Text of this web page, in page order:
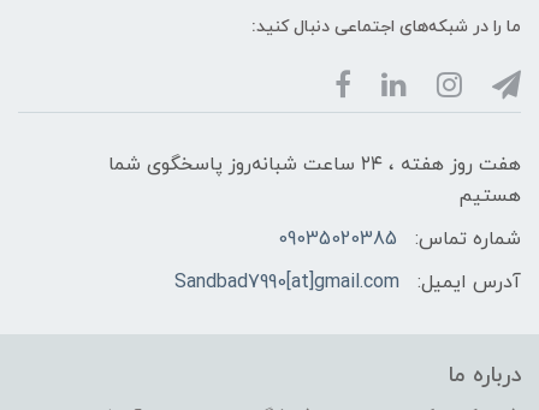
ما را در شبکه‌های اجتماعی دنبال کنید:
هفت روز هفته ، ۲۴ ساعت شبانه‌روز پاسخگوی شما
هستیم
شماره تماس:
09035020385
آدرس ایمیل:
Sandbad7990[at]gmail.com
درباره ما